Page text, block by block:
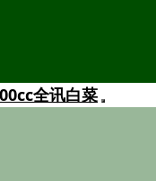
全讯白菜